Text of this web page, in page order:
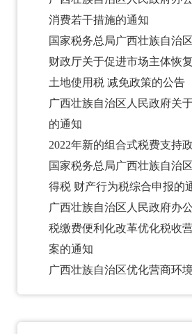
消费若干措施的通知
国家税务总局广西壮族自治
财政厅关于促进市场主体恢
土地使用税 减免政策的公告
广西壮族自治区人民政府关
的通知
2022年新的组合式税费支持政
国家税务总局广西壮族自治
得税 财产行为税综合申报的
广西壮族自治区人民政府办
税缴费便利化改革优化税收
案的通知
广西壮族自治区优化营商环